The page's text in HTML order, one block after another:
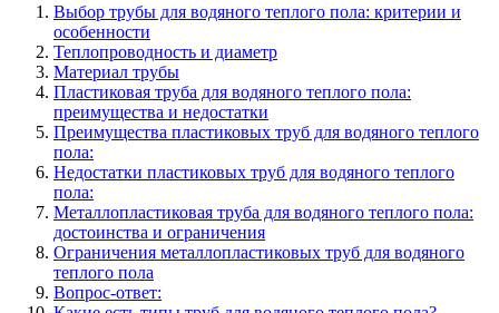
Выбор трубы для водяного теплого пола: критерии и
особенности
Теплопроводность и диаметр
Материал трубы
Пластиковая труба для водяного теплого пола:
преимущества и недостатки
Преимущества пластиковых труб для водяного теплого
пола:
Недостатки пластиковых труб для водяного теплого
пола:
Металлопластиковая труба для водяного теплого пола:
достоинства и ограничения
Ограничения металлопластиковых труб для водяного
теплого пола
Вопрос-ответ: